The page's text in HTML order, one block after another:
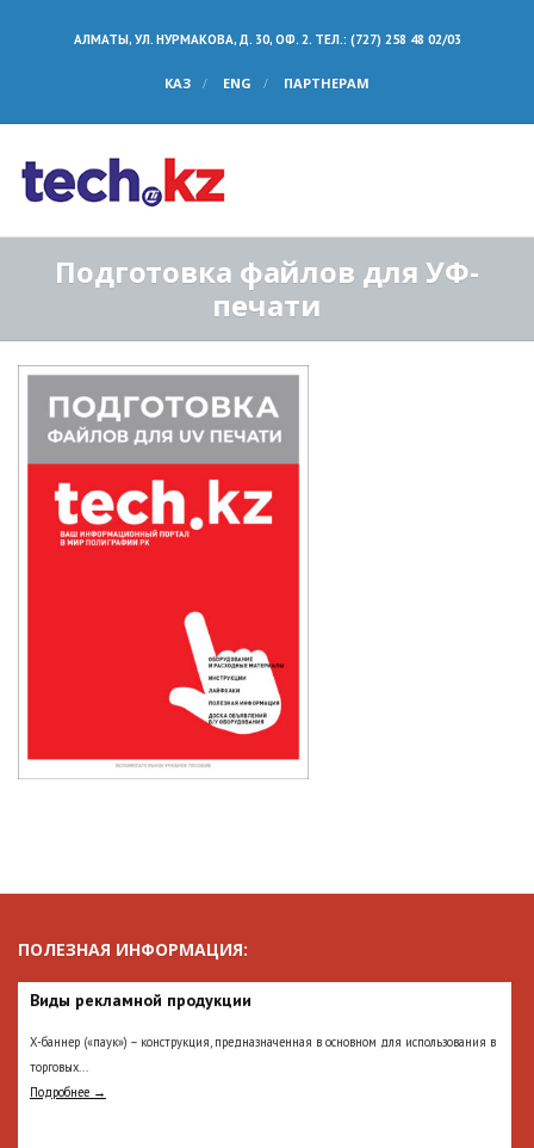
АЛМАТЫ, УЛ. НУРМАКОВА, Д. 30, ОФ. 2. ТЕЛ.: (727) 258 48 02/03
КАЗ ENG ПАРТНЕРАМ
Подготовка файлов для УФ-
печати
ПОЛЕЗНАЯ ИНФОРМАЦИЯ:
Виды рекламной продукции
Х-баннер («паук») – конструкция, предназначенная в основном для использования в
торговых...
Подробнее →